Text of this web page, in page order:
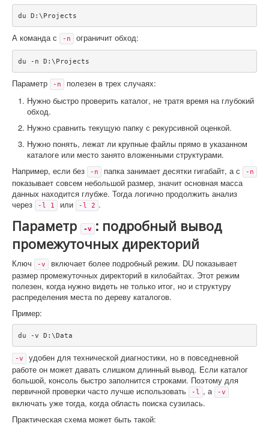
du D:\Projects
А команда с -n ограничит обход:
du -n D:\Projects
Параметр -n
полезен в трех случаях:
Нужно быстро проверить каталог, не тратя время на глубокий
обход.
Нужно сравнить текущую папку с рекурсивной оценкой.
Нужно понять, лежат ли крупные файлы прямо в указанном
каталоге или место занято вложенными структурами.
Например, если без
-n папка занимает десятки гигабайт, а с -n
показывает совсем небольшой размер, значит основная масса
данных находится глубже. Тогда логично продолжить анализ
через
-l 1 или -l 2 .
Параметр -v
: подробный вывод
промежуточных директорий
Ключ -v
включает более подробный режим. DU показывает
размер промежуточных директорий в килобайтах. Этот режим
полезен, когда нужно видеть не только итог, но и структуру
распределения места по дереву каталогов.
Пример:
du -v D:\Data
-v
удобен для технической диагностики, но в повседневной
работе он может давать слишком длинный вывод. Если каталог
большой, консоль быстро заполнится строками. Поэтому для
первичной проверки часто лучше использовать
-l , а -v
включать уже тогда, когда область поиска сузилась.
Практическая схема может быть такой: